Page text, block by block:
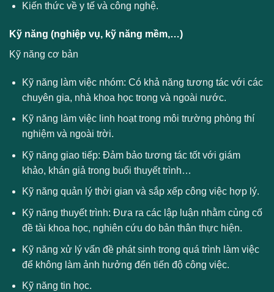
Kiến thức về y tế và công nghệ.
Kỹ năng (nghiệp vụ, kỹ năng mềm,…)
Kỹ năng cơ bản
Kỹ năng làm việc nhóm: Có khả năng tương tác với các
chuyên gia, nhà khoa học trong và ngoài nước.
Kỹ năng làm việc linh hoạt trong môi trường phòng thí
nghiệm và ngoài trời.
Kỹ năng giao tiếp: Đảm bảo tương tác tốt với giám
khảo, khán giả trong buổi thuyết trình…
Kỹ năng quản lý thời gian và sắp xếp công việc hợp lý.
Kỹ năng thuyết trình: Đưa ra các lập luận nhằm củng cố
đề tài khoa học, nghiên cứu do bản thân thực hiện.
Kỹ năng xử lý vấn đề phát sinh trong quá trình làm việc
để không làm ảnh hưởng đến tiến độ công việc.
Kỹ năng tin học.